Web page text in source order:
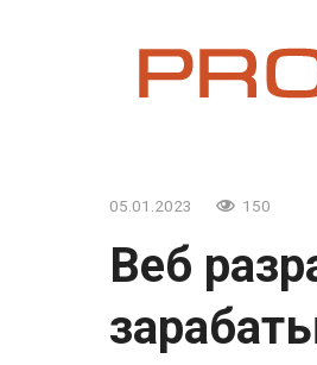
05.01.2023 150
Веб